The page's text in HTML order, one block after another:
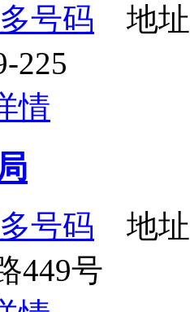
号码 地址
225
情
号码 地址
449号